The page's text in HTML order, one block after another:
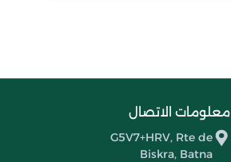
معلومات الاتصال
G5V7+HRV, Rte de
Biskra, Batna